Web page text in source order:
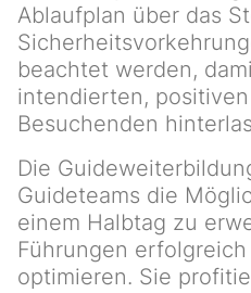
Ablaufplan über das
beachtet werden,
intendierten,
Besuchenden
Die
Guideteams die
einem Halbtag zu
Führungen
optimieren. Sie